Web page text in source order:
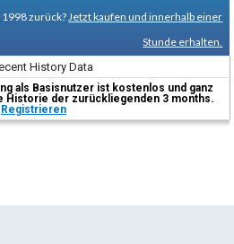
1998 zurück? Jetzt kaufen und innerhalb einer
Stunde erhalten.
History Data
als Basisnutzer ist kostenlos und ganz
Historie der zurückliegenden 3 months.
Registrieren